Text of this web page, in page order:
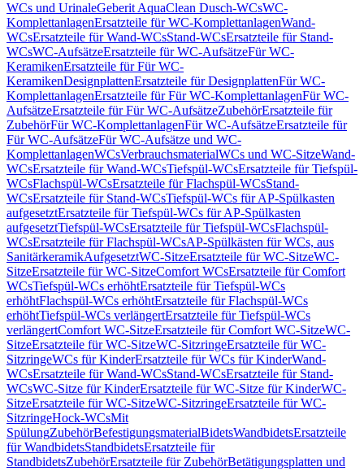
WCs und UrinaleGeberit AquaClean Dusch-WCsWC-
KomplettanlagenErsatzteile für WC-KomplettanlagenWand-
WCsErsatzteile für Wand-WCsStand-WCsErsatzteile für Stand-
WCsWC-AufsätzeErsatzteile für WC-AufsätzeFür WC-
KeramikenErsatzteile für Für WC-
KeramikenDesignplattenErsatzteile für DesignplattenFür WC-
KomplettanlagenErsatzteile für Für WC-KomplettanlagenFür WC-
AufsätzeErsatzteile für Für WC-AufsätzeZubehörErsatzteile für
ZubehörFür WC-KomplettanlagenFür WC-AufsätzeErsatzteile für
Für WC-AufsätzeFür WC-Aufsätze und WC-
KomplettanlagenWCsVerbrauchsmaterialWCs und WC-SitzeWand-
WCsErsatzteile für Wand-WCsTiefspül-WCsErsatzteile für Tiefspül-
WCsFlachspül-WCsErsatzteile für Flachspül-WCsStand-
WCsErsatzteile für Stand-WCsTiefspül-WCs für AP-Spülkasten
aufgesetztErsatzteile für Tiefspül-WCs für AP-Spülkasten
aufgesetztTiefspül-WCsErsatzteile für Tiefspül-WCsFlachspül-
WCsErsatzteile für Flachspül-WCsAP-Spülkästen für WCs, aus
SanitärkeramikAufgesetztWC-SitzeErsatzteile für WC-SitzeWC-
SitzeErsatzteile für WC-SitzeComfort WCsErsatzteile für Comfort
WCsTiefspül-WCs erhöhtErsatzteile für Tiefspül-WCs
erhöhtFlachspül-WCs erhöhtErsatzteile für Flachspül-WCs
erhöhtTiefspül-WCs verlängertErsatzteile für Tiefspül-WCs
verlängertComfort WC-SitzeErsatzteile für Comfort WC-SitzeWC-
SitzeErsatzteile für WC-SitzeWC-SitzringeErsatzteile für WC-
SitzringeWCs für KinderErsatzteile für WCs für KinderWand-
WCsErsatzteile für Wand-WCsStand-WCsErsatzteile für Stand-
WCsWC-Sitze für KinderErsatzteile für WC-Sitze für KinderWC-
SitzeErsatzteile für WC-SitzeWC-SitzringeErsatzteile für WC-
SitzringeHock-WCsMit
SpülungZubehörBefestigungsmaterialBidetsWandbidetsErsatzteile
für WandbidetsStandbidetsErsatzteile für
StandbidetsZubehörErsatzteile für ZubehörBetätigungsplatten und